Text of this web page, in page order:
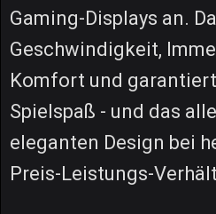
Gaming-Displays an.
Geschwindigkeit,
Komfort und
Spielspaß - und das
eleganten Design bei
Preis-Leistungs-